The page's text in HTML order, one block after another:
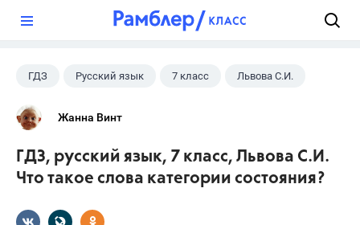
ГДЗ Русский язык 7 класс Львова С.И.
Жанна Винт
ГДЗ, русский язык, 7 класс, Львова С.И.
Что такое слова категории состояния?